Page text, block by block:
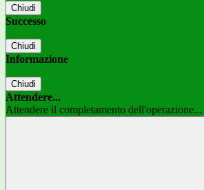
Chiudi
Successo
Chiudi
Informazione
Chiudi
Attendere...
Attendere il completamento dell'operazione...